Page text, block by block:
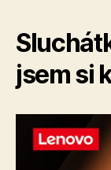
jsem si